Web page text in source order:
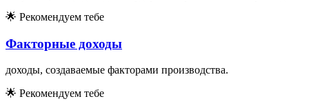
🌟 Рекомендуем тебе
Факторные доходы
доходы, создаваемые факторами производства.
🌟 Рекомендуем тебе